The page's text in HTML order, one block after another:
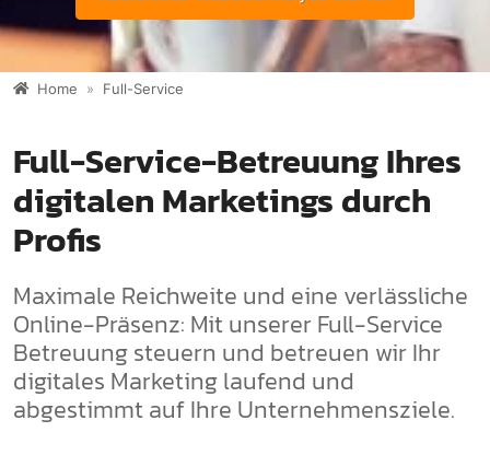
Home Full-Service
Full-Service-Betreuung Ihres
digitalen Marketings durch
Profis
Maximale Reichweite und eine verlässliche
Online-Präsenz: Mit unserer Full-Service
Betreuung steuern und betreuen wir Ihr
digitales Marketing laufend und
abgestimmt auf Ihre Unternehmensziele.